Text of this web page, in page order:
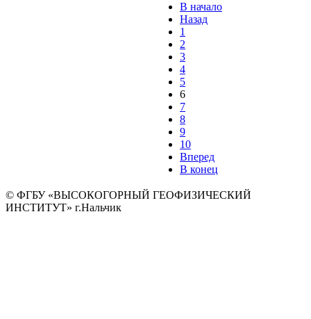
В начало
Назад
1
2
3
4
5
6
7
8
9
10
Вперед
В конец
© ФГБУ «ВЫСОКОГОРНЫЙ ГЕОФИЗИЧЕСКИЙ
ИНСТИТУТ» г.Нальчик